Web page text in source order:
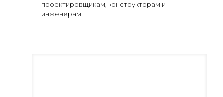
проектировщикам, конструкторам и
инженерам.